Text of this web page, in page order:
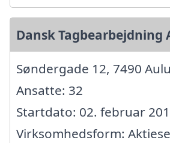
Dansk Tagbearbejdning
Søndergade 12, 7490
Ansatte: 32
Startdato: 02. februar
Virksomhedsform: